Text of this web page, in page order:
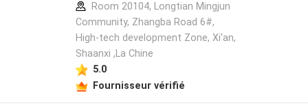
Room 20104, Longtian Mingjun
Community, Zhangba Road 6#,
High-tech development Zone, Xi'an,
Shaanxi ,La Chine
5.0
Fournisseur vérifié